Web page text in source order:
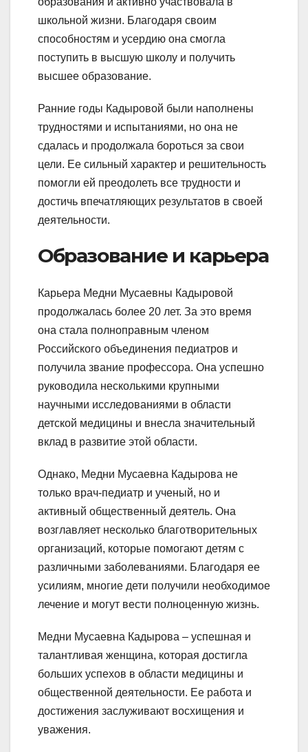
школьной жизни. Благодаря своим
способностям и усердию она смогла
поступить в высшую школу и получить
высшее образование.
Ранние годы Кадыровой были наполнены
трудностями и испытаниями, но она не
сдалась и продолжала бороться за свои
цели. Ее сильный характер и решительность
помогли ей преодолеть все трудности и
достичь впечатляющих результатов в своей
деятельности.
Образование и карьера
Карьера Медни Мусаевны Кадыровой
продолжалась более 20 лет. За это время
она стала полноправным членом
Российского объединения педиатров и
получила звание профессора. Она успешно
руководила несколькими крупными
научными исследованиями в области
детской медицины и внесла значительный
вклад в развитие этой области.
Однако, Медни Мусаевна Кадырова не
только врач-педиатр и ученый, но и
активный общественный деятель. Она
возглавляет несколько благотворительных
организаций, которые помогают детям с
различными заболеваниями. Благодаря ее
усилиям, многие дети получили необходимое
лечение и могут вести полноценную жизнь.
Медни Мусаевна Кадырова – успешная и
талантливая женщина, которая достигла
больших успехов в области медицины и
общественной деятельности. Ее работа и
достижения заслуживают восхищения и
уважения.